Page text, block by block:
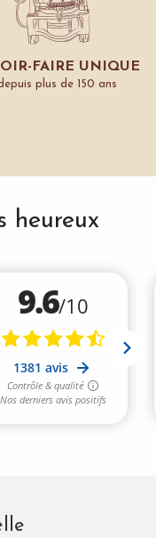
FAIRE UNIQUE
plus de 150 ans
heureux